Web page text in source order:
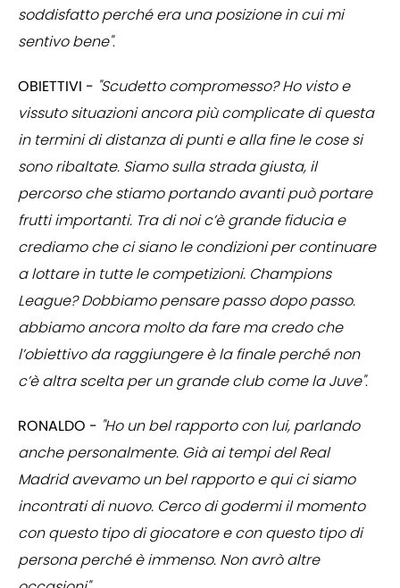
soddisfatto perché era una posizione in cui mi
sentivo bene".
OBIETTIVI - "Scudetto compromesso? Ho visto e
vissuto situazioni ancora più complicate di questa
in termini di distanza di punti e alla fine le cose si
sono ribaltate. Siamo sulla strada giusta, il
percorso che stiamo portando avanti può portare
frutti importanti. Tra di noi c’è grande fiducia e
crediamo che ci siano le condizioni per continuare
a lottare in tutte le competizioni. Champions
League? Dobbiamo pensare passo dopo passo.
abbiamo ancora molto da fare ma credo che
l’obiettivo da raggiungere è la finale perché non
c’è altra scelta per un grande club come la Juve".
RONALDO - "Ho un bel rapporto con lui, parlando
anche personalmente. Già ai tempi del Real
Madrid avevamo un bel rapporto e qui ci siamo
incontrati di nuovo. Cerco di godermi il momento
con questo tipo di giocatore e con questo tipo di
persona perché è immenso. Non avrò altre